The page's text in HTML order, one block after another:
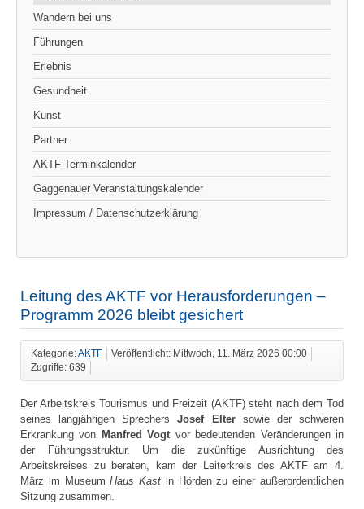
Wandern bei uns
Führungen
Erlebnis
Gesundheit
Kunst
Partner
AKTF-Terminkalender
Gaggenauer Veranstaltungskalender
Impressum / Datenschutzerklärung
Leitung des AKTF vor Herausforderungen –
Programm 2026 bleibt gesichert
Kategorie:AKTF
Veröffentlicht: Mittwoch, 11. März 2026 00:00
Zugriffe: 639
Der Arbeitskreis Tourismus und Freizeit (AKTF) steht nach dem Tod
seines langjährigen SprechersJosef Eltersowie der schweren
Erkrankung von Manfred Vogt vor bedeutenden Veränderungen in
der Führungsstruktur. Um die zukünftige Ausrichtung des
Arbeitskreises zu beraten, kam der Leiterkreis des AKTF am 4.
März im MuseumHaus Kast in Hörden zu einer außerordentlichen
Sitzung zusammen.